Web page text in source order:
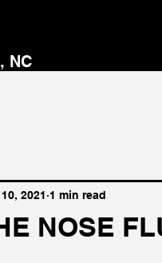
NC
NOSE
2021 1 min read